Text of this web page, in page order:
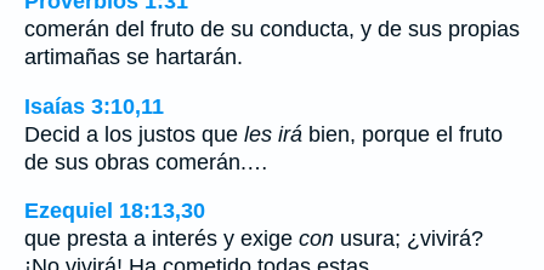
comerán del fruto de su conducta, y de sus propias
artimañas se hartarán.
Isaías 3:10,11
Decid a los justos que les irá bien, porque el fruto
de sus obras comerán.…
Ezequiel 18:13,30
que presta a interés y exige con usura; ¿vivirá?